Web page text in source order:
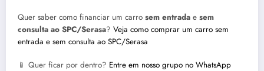
Quer saber como financiar um carro sem entrada e sem
consulta ao SPC/Serasa? Veja como comprar um carro sem
entrada e sem consulta ao SPC/Serasa
📱 Quer ficar por dentro? Entre em nosso grupo no WhatsApp